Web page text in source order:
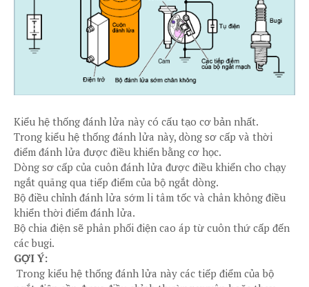
Kiểu hệ thống đánh lửa này có cấu tạo cơ bản nhất.
Trong kiểu hệ thống đánh lửa này, dòng sơ cấp và thời
điểm đánh lửa được điều khiển bằng cơ học.
Dòng sơ cấp của cuôn đánh lửa được điều khiển cho chạy
ngắt quãng qua tiếp điểm của bộ ngắt dòng.
Bộ điều chỉnh đánh lửa sớm li tâm tốc và chân không điều
khiển thời điểm đánh lửa.
Bộ chia điện sẽ phân phối điện cao áp từ cuôn thứ cấp đến
các bugi.
GỢI Ý:
Trong kiểu hệ thống đánh lửa này các tiếp điểm của bộ